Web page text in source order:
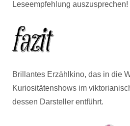
Leseempfehlung auszusprechen!
Brillantes Erzählkino, das in die
Kuriositätenshows im
dessen Darsteller entführt.